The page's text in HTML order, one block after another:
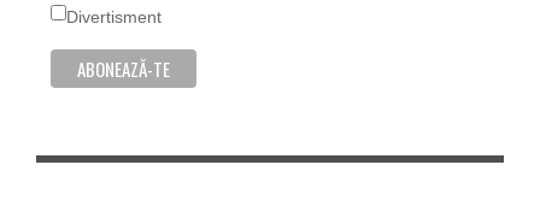
Divertisment